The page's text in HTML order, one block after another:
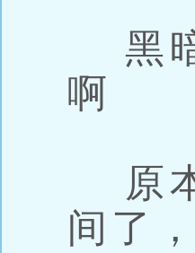
黑暗
啊
原本
间了